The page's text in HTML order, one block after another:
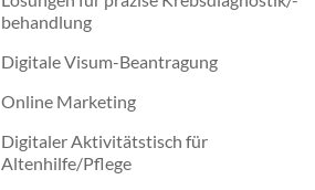
behandlung
Digitale Visum-Beantragung
Online Marketing
Digitaler Aktivitätstisch für
Altenhilfe/Pflege